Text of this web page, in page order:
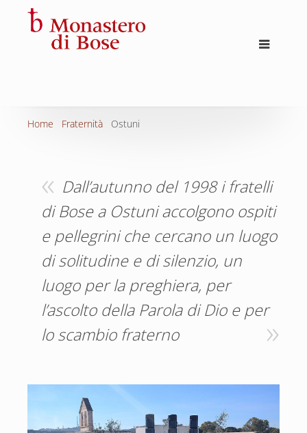
Home Fraternità Ostuni
Dall’autunno del 1998 i fratelli
di Bose a Ostuni accolgono ospiti
e pellegrini che cercano un luogo
di solitudine e di silenzio, un
luogo per la preghiera, per
l’ascolto della Parola di Dio e per
lo scambio fraterno